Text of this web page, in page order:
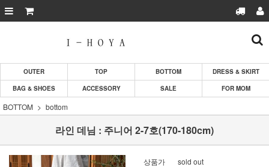
OUTER TOP BOTTOM
DRESS & SKIRT
BAG & SHOES
ACCESSORY SALE FOR MOM
BOTTOM bottom
라인 데님 : 주니어 2-7호(170-180cm)
상품가
sold out